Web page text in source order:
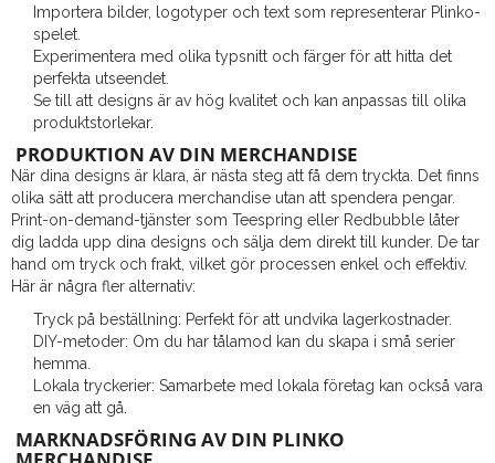
Importera bilder, logotyper och text som representerar Plinko-
spelet.
Experimentera med olika typsnitt och färger för att hitta det
perfekta utseendet.
Se till att designs är av hög kvalitet och kan anpassas till olika
produktstorlekar.
PRODUKTION AV DIN MERCHANDISE
När dina designs är klara, är nästa steg att få dem tryckta. Det finns
olika sätt att producera merchandise utan att spendera pengar.
Print-on-demand-tjänster som Teespring eller Redbubble låter
dig ladda upp dina designs och sälja dem direkt till kunder. De tar
hand om tryck och frakt, vilket gör processen enkel och effektiv.
Här är några fler alternativ:
Tryck på beställning: Perfekt för att undvika lagerkostnader.
DIY-metoder: Om du har tålamod kan du skapa i små serier
hemma.
Lokala tryckerier: Samarbete med lokala företag kan också vara
en väg att gå.
MARKNADSFÖRING AV DIN PLINKO